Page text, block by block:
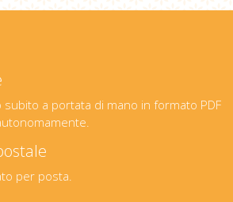
a portata di mano in formato PDF
per posta.